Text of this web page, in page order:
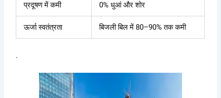
प्रदूषण में कमी 0% धुआं और शोर
ऊर्जा स्वतंत्रता बिजली बिल में 80–90% तक कमी
.